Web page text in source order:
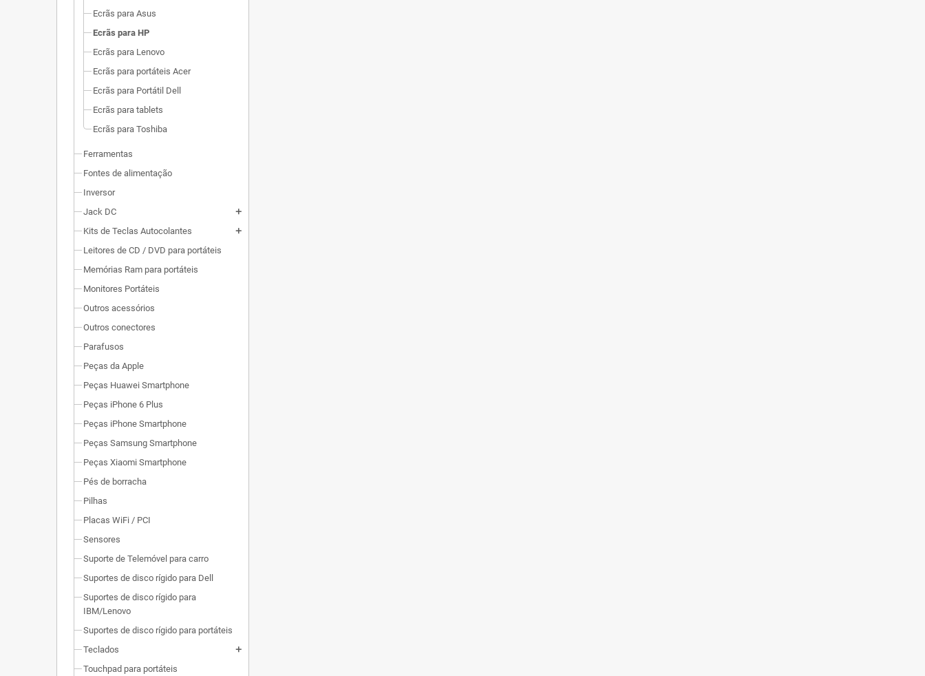
Ecrãs para Asus
Ecrãs para HP
Ecrãs para Lenovo
Ecrãs para portáteis Acer
Ecrãs para Portátil Dell
Ecrãs para tablets
Ecrãs para Toshiba
Ferramentas
Fontes de alimentação
Inversor
Jack DC
add
Kits de Teclas Autocolantes add
Leitores de CD / DVD para portáteis
Memórias Ram para portáteis
Monitores Portáteis
Outros acessórios
Outros conectores
Parafusos
Peças da Apple
Peças Huawei Smartphone
Peças iPhone 6 Plus
Peças iPhone Smartphone
Peças Samsung Smartphone
Peças Xiaomi Smartphone
Pés de borracha
Pilhas
Placas WiFi / PCI
Sensores
Suporte de Telemóvel para carro
Suportes de disco rígido para Dell
Suportes de disco rígido para
IBM/Lenovo
Suportes de disco rígido para portáteis
Teclados
add
Touchpad para portáteis